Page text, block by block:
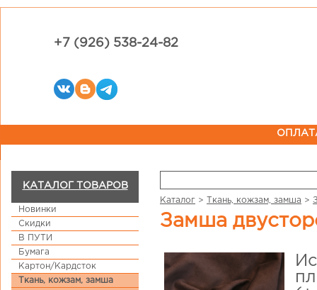
+7 (926) 538-24-82
КАТАЛОГ ТОВАРОВ
Новинки
Скидки
В ПУТИ
Бумага
Картон/Кардсток
Ткань, кожзам, замша
Каталог > Ткань, кожзам, замша >
Замша